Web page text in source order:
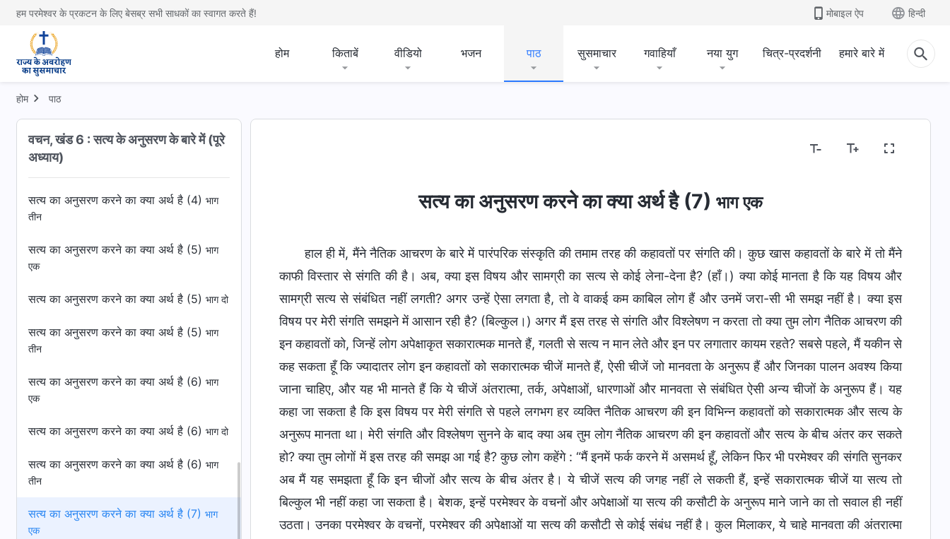
हम परमेश्वर के प्रकटन के लिए बेसब्र सभी साधकों का स्वागत करते हैं! मोबाइल ऐप हिन्दी
होम किताबें वीडियो भजन पाठ सुसमाचार गवाहियाँ नया युग चित्र-प्रदर्शनी हमारे बारे में
होम पाठ
वचन, खंड 6 : सत्य के अनुसरण के बारे में (पूरे
अध्याय)
सत्य का अनुसरण करने का क्या अर्थ है (3)
सत्य का अनुसरण करने का क्या अर्थ है (3)
सत्य का अनुसरण करने का क्या अर्थ है (4)भाग
एक
सत्य का अनुसरण करने का क्या अर्थ है (4)
सत्य का अनुसरण करने का क्या अर्थ है (4) भाग
तीन
सत्य का अनुसरण करने का क्या अर्थ है (5) भाग
एक
सत्य का अनुसरण करने का क्या अर्थ है (5) भाग दो
सत्य का अनुसरण करने का क्या अर्थ है (5) भाग
तीन
सत्य का अनुसरण करने का क्या अर्थ है (6) भाग
एक
सत्य का अनुसरण करने का क्या अर्थ है (6) भाग दो
सत्य का अनुसरण करने का क्या अर्थ है (6) भाग
तीन
सत्य का अनुसरण करने का क्या अर्थ है (7) भाग
एक
सत्य का अनुसरण करने का क्या अर्थ है (7) भाग एक
हाल ही में, मैंने नैतिक आचरण के बारे में पारंपरिक संस्कृति की तमाम तरह की कहावतों पर संगति की। कुछ खास कहावतों के बारे में तो मैंने
काफी विस्तार से संगति की है। अब, क्या इस विषय और सामग्री का सत्य से कोई लेना-देना है? (हाँ।) क्या कोई मानता है कि यह विषय और
सामग्री सत्य से संबंधित नहीं लगती? अगर उन्हें ऐसा लगता है, तो वे वाकई कम काबिल लोग हैं और उनमें जरा-सी भी समझ नहीं है। क्या इस
विषय पर मेरी संगति समझने में आसान रही है? (बिल्कुल।) अगर मैं इस तरह से संगति और विश्लेषण न करता तो क्या तुम लोग नैतिक आचरण की
इन कहावतों को, जिन्हें लोग अपेक्षाकृत सकारात्मक मानते हैं, गलती से सत्य न मान लेते और इन पर लगातार कायम रहते? सबसे पहले, मैं यकीन से
कह सकता हूँ कि ज्यादातर लोग इन कहावतों को सकारात्मक चीजें मानते हैं, ऐसी चीजें जो मानवता के अनुरूप हैं और जिनका पालन अवश्य किया
जाना चाहिए, और यह भी मानते हैं कि ये चीजें अंतरात्मा, तर्क, अपेक्षाओं, धारणाओं और मानवता से संबंधित ऐसी अन्य चीजों के अनुरूप हैं। यह
कहा जा सकता है कि इस विषय पर मेरी संगति से पहले लगभग हर व्यक्ति नैतिक आचरण की इन विभिन्न कहावतों को सकारात्मक और सत्य के
अनुरूप मानता था। मेरी संगति और विश्लेषण सुनने के बाद क्या अब तुम लोग नैतिक आचरण की इन कहावतों और सत्य के बीच अंतर कर सकते
हो? क्या तुम लोगों में इस तरह की समझ आ गई है? कुछ लोग कहेंगे : “मैं इनमें फर्क करने में असमर्थ हूँ, लेकिन फिर भी परमेश्वर की संगति सुनकर
अब मैं यह समझता हूँ कि इन चीजों और सत्य के बीच अंतर है। ये चीजें सत्य की जगह नहीं ले सकती हैं, इन्हें सकारात्मक चीजें या सत्य तो
बिल्कुल भी नहीं कहा जा सकता है। बेशक, इन्हें परमेश्वर के वचनों और अपेक्षाओं या सत्य की कसौटी के अनुरूप माने जाने का तो सवाल ही नहीं
उठता। उनका परमेश्वर के वचनों, परमेश्वर की अपेक्षाओं या सत्य की कसौटी से कोई संबंध नहीं है। कुल मिलाकर, ये चाहे मानवता की अंतरात्मा